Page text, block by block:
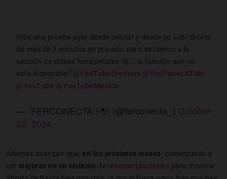
Hize una prueba ayer desde celular y desde pc subí shorts
de más de 3 minutos en privado, pero se fueron a la
sección de videos horizontales 🤔... la función aun no
esta disponible? @YouTubeCreators @YouTubeLATAM
@YouTube @YouTubeMexico
— FERCONECTA ⚡🔌 (@ferconecta_) October
22, 2024
Además avanzan que, en los próximos meses , comenzarás a
ver mejoras en su sistema de recomendaciones para mostrar